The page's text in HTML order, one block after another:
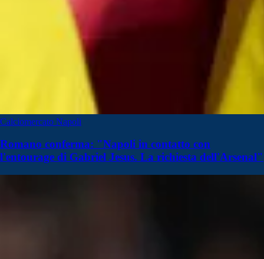
Calciomercato Napoli
Romano conferma: "Napoli in contatto con
l'entourage di Gabriel Jesus. La richiesta dell'Arsenal"